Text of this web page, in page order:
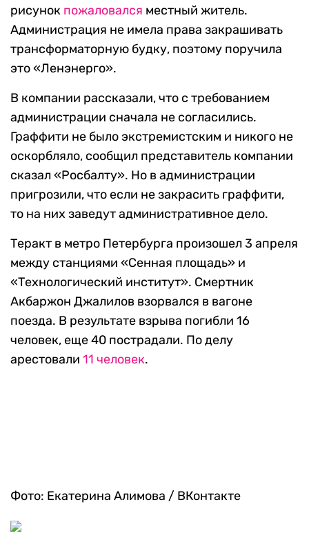
рисунок пожаловался местный житель.
Администрация не имела права закрашивать
трансформаторную будку, поэтому поручила
это «Ленэнерго».
В компании рассказали, что с требованием
администрации сначала не согласились.
Граффити не было экстремистским и никого не
оскорбляло, сообщил представитель компании
сказал «Росбалту». Но в администрации
пригрозили, что если не закрасить граффити,
то на них заведут административное дело.
Теракт в метро Петербурга произошел 3 апреля
между станциями «Сенная площадь» и
«Технологический институт». Смертник
Акбаржон Джалилов взорвался в вагоне
поезда. В результате взрыва погибли 16
человек, еще 40 пострадали. По делу
арестовали 11 человек.
Фото: Екатерина Алимова / ВКонтакте